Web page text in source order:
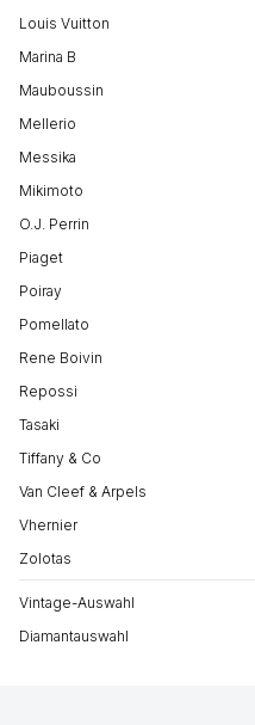
Louis Vuitton
Marina B
Mauboussin
Mellerio
Messika
Mikimoto
O.J. Perrin
Piaget
Poiray
Pomellato
Rene Boivin
Repossi
Tasaki
Tiffany & Co
Van Cleef & Arpels
Vhernier
Zolotas
Vintage-Auswahl
Diamantauswahl